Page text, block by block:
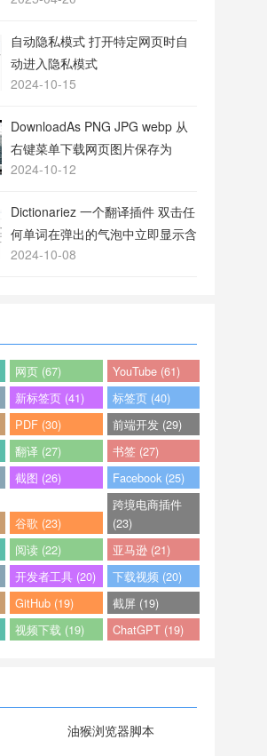
自动隐私模式 打开特定网页时自
动进入隐私模式
2024-10-15
DownloadAs PNG JPG webp 从
右键菜单下载网页图片保存为
PNG或JPG格式
2024-10-12
Dictionariez 一个翻译插件 双击任
何单词在弹出的气泡中立即显示含
义
2024-10-08
网页 (67)
YouTube (61)
新标签页 (41)
标签页 (40)
PDF (30)
前端开发 (29)
翻译 (27)
书签 (27)
截图 (26) Facebook (25)
谷歌 (23)
跨境电商插件
(23)
阅读 (22)
亚马逊 (21)
开发者工具 (20)
下载视频 (20)
GitHub (19)
截屏 (19)
视频下载 (19) ChatGPT (19)
油猴浏览器脚本